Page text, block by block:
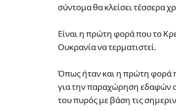
σύντομα θα κλείσει τέσσερα
Είναι η πρώτη φορά που το
Ουκρανία να τερματιστεί.
Όπως ήταν και η πρώτη φορά
για την παραχώρηση εδαφών
του πυρός με βάση τις